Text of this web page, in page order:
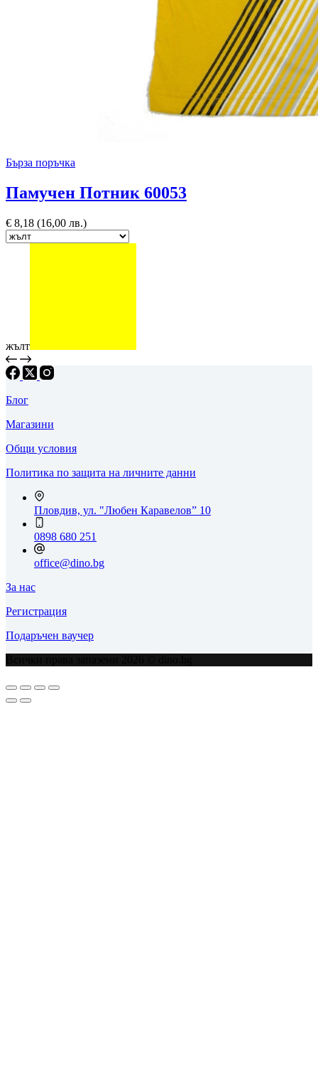
Бърза поръчка
Памучен Потник 60053
€ 8,18 (16,00 лв.)
жълт
Блог
Магазини
Общи условия
Политика по защита на личните данни
Пловдив, ул. "Любен Каравелов” 10
0898 680 251
office@dino.bg
За нас
Регистрация
Подаръчен ваучер